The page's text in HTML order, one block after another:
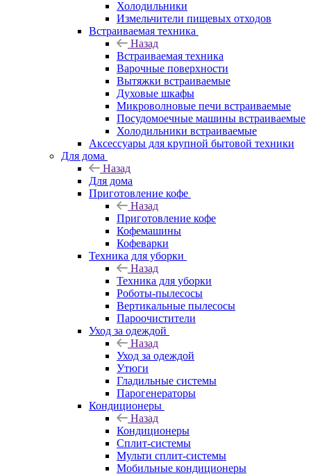
Холодильники
Измельчители пищевых отходов
Встраиваемая техника
Назад
Встраиваемая техника
Варочные поверхности
Вытяжки встраиваемые
Духовые шкафы
Микроволновые печи встраиваемые
Посудомоечные машины встраиваемые
Холодильники встраиваемые
Аксессуары для крупной бытовой техники
Для дома
Назад
Для дома
Приготовление кофе
Назад
Приготовление кофе
Кофемашины
Кофеварки
Техника для уборки
Назад
Техника для уборки
Роботы-пылесосы
Вертикальные пылесосы
Пароочистители
Уход за одеждой
Назад
Уход за одеждой
Утюги
Гладильные системы
Парогенераторы
Кондиционеры
Назад
Кондиционеры
Сплит-системы
Мульти сплит-системы
Мобильные кондиционеры